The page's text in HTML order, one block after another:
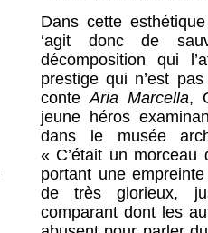
Dans cette
‘agit donc de
décomposition qui
prestige qui n’est
conte Aria Marcella,
jeune héros
dans le musée
« C’était un morceau
portant une
de très glorieux,
comparant dont les